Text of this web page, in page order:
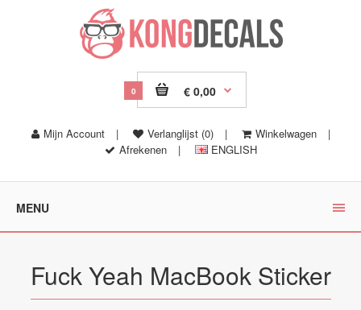
0 € 0,00
Mijn Account | Verlanglijst (0) | Winkelwagen
|
Afrekenen
| ENGLISH
MENU
Fuck Yeah MacBook Sticker